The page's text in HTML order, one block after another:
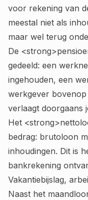
voor rekening van
meestal niet als
maar wel terug
De
gedeeld: een
ingehouden, een
werkgever
verlaagt doorgaans
Het
bedrag: brutoloon
inhoudingen. Dit is
bankrekening
Vakantiebijslag,
Naast het